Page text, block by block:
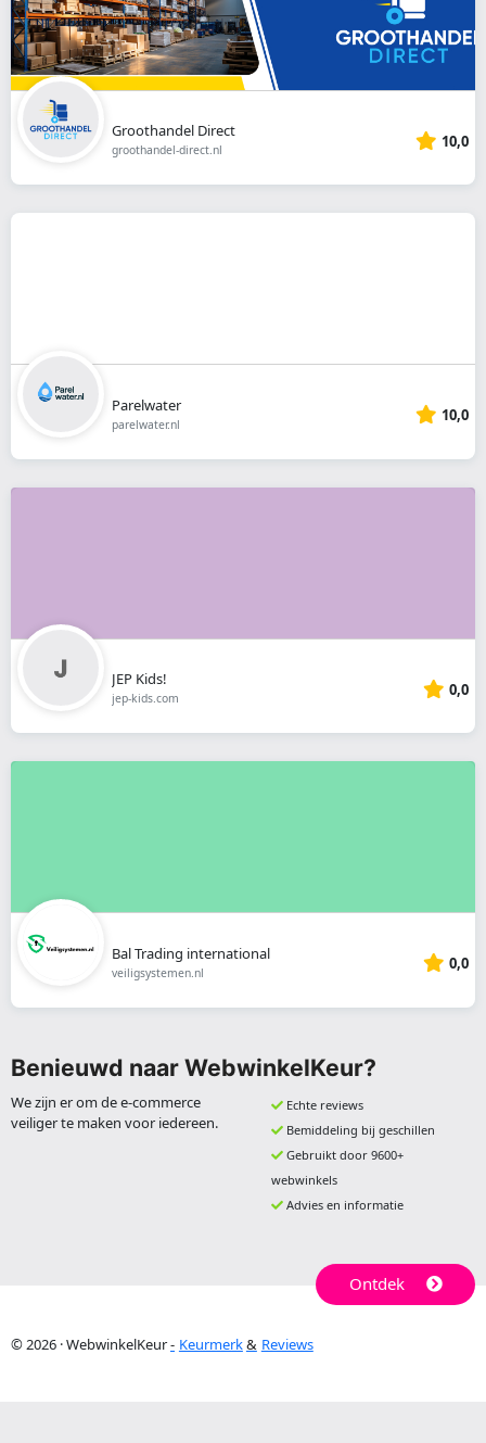
Groothandel Direct
groothandel-direct.nl 10,0
Parelwater
parelwater.nl 10,0
JEP Kids!
jep-kids.com 0,0
Bal Trading international
veiligsystemen.nl 0,0
Benieuwd naar WebwinkelKeur?
We zijn er om de e-commerce
veiliger te maken voor iedereen.
Echte reviews
Bemiddeling bij geschillen
Gebruikt door 9600+
webwinkels
Advies en informatie
Ontdek
© 2026 · WebwinkelKeur Keurmerk Reviews